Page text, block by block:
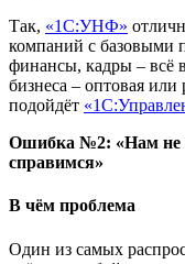
Так, «1С:УНФ»
компаний с базовыми
финансы, кадры – всё
бизнеса – оптовая
подойдёт
Ошибка №2: «Нам не
справимся»
В чём проблема
Один из самых